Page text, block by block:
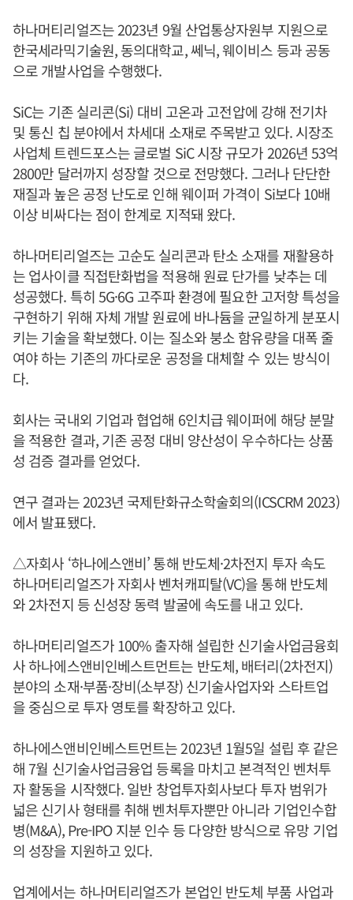
하나머티리얼즈는 2023년 9월 산업통상자원부 지원으로
한국세라믹기술원, 동의대학교, 쎄닉, 웨이비스 등과 공동
으로 개발사업을 수행했다.
SiC는 기존 실리콘(Si) 대비 고온과 고전압에 강해 전기차
및 통신 칩 분야에서 차세대 소재로 주목받고 있다. 시장조
사업체 트렌드포스는 글로벌 SiC 시장 규모가 2026년 53억
2800만 달러까지 성장할 것으로 전망했다. 그러나 단단한
재질과 높은 공정 난도로 인해 웨이퍼 가격이 Si보다 10배
이상 비싸다는 점이 한계로 지적돼 왔다.
하나머티리얼즈는 고순도 실리콘과 탄소 소재를 재활용하
는 업사이클 직접탄화법을 적용해 원료 단가를 낮추는 데
성공했다. 특히 5G·6G 고주파 환경에 필요한 고저항 특성을
구현하기 위해 자체 개발 원료에 바나듐을 균일하게 분포시
키는 기술을 확보했다. 이는 질소와 붕소 함유량을 대폭 줄
여야 하는 기존의 까다로운 공정을 대체할 수 있는 방식이
다.
회사는 국내외 기업과 협업해 6인치급 웨이퍼에 해당 분말
을 적용한 결과, 기존 공정 대비 양산성이 우수하다는 상품
성 검증 결과를 얻었다.
연구 결과는 2023년 국제탄화규소학술회의(ICSCRM 2023)
에서 발표됐다.
△자회사 ‘하나에스앤비’ 통해 반도체·2차전지 투자 속도
하나머티리얼즈가 자회사 벤처캐피탈(VC)을 통해 반도체
와 2차전지 등 신성장 동력 발굴에 속도를 내고 있다.
하나머티리얼즈가 100% 출자해 설립한 신기술사업금융회
사 하나에스앤비인베스트먼트는 반도체, 배터리(2차전지)
분야의 소재·부품·장비(소부장) 신기술사업자와 스타트업
을 중심으로 투자 영토를 확장하고 있다.
하나에스앤비인베스트먼트는 2023년 1월5일 설립 후 같은
해 7월 신기술사업금융업 등록을 마치고 본격적인 벤처투
자 활동을 시작했다. 일반 창업투자회사보다 투자 범위가
넓은 신기사 형태를 취해 벤처투자뿐만 아니라 기업인수합
병(M&A), Pre-IPO 지분 인수 등 다양한 방식으로 유망 기업
의 성장을 지원하고 있다.
업계에서는 하나머티리얼즈가 본업인 반도체 부품 사업과